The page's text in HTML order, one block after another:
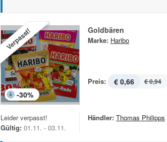
Verpasst!
-30%
Goldbären
Marke: Haribo
Preis: € 0,66 € 0,94
Leider verpasst!
Gültig: 01.11. - 03.11.
Händler: Thomas Philipps